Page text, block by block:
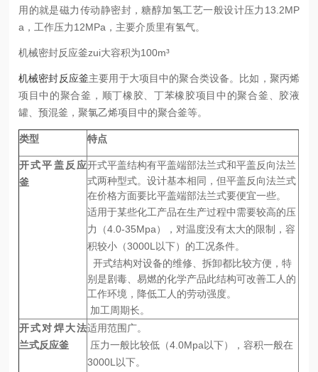
用的就是磁力传动静密封，糖醇加氢工艺一般设计压力 13.2MP
a ，工作压力12MPa ，主要介质里有氢气。
机械密封反应釜zui大容积为100m³
机械密封反应釜主要用于大项目中的聚合类设备。比如，聚丙烯
项目中的聚合釜，顺丁橡胶、丁苯橡胶项目中的聚合釜、胶液
罐、预混釜，聚氯乙烯项目中的聚合釜等。
类型 特点
开式平盖反应
釜
开式平盖结构有平盖端部法兰式和平盖反向法兰
式两种型式。设计基本相同，但平盖反向法兰式
在价格方面要比平盖端部法兰式要便宜一些。
适用于某些化工产品在生产过程中需要较高的压
力（4.0-35Mpa），对温度没有太大的限制，容
积较小（3000L 以下）的工况条件。
开式结构对设备的维修、拆卸都比较方便，特
别是剧毒、易燃的化学产品此结构可改善工人的
工作环境，降低工人的劳动强度。
加工周期长。
开式对焊大法
兰式反应釜
适用范围广。
压力一般比较低（4.0Mpa以下），容积一般在
3000L 以下。